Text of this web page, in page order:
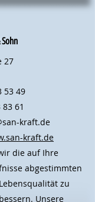
27
53 49
61
kraft.de
kraft.de
die auf Ihre
abgestimmten
zu
Unsere